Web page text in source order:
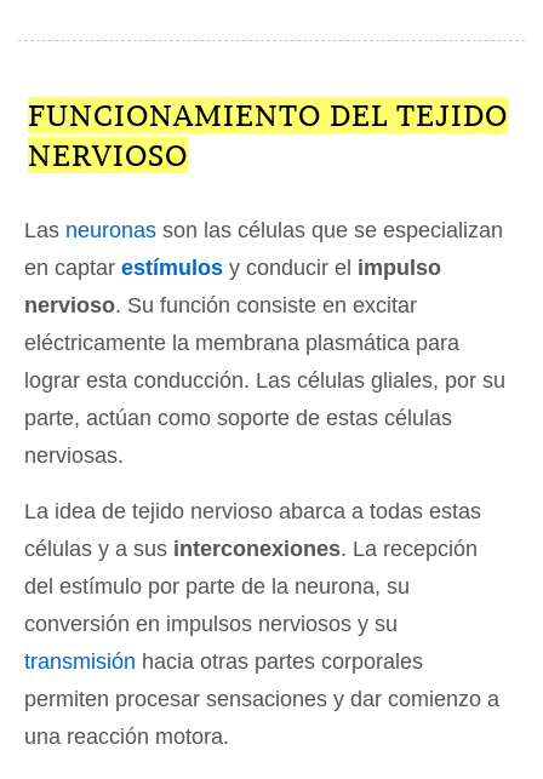
FUNCIONAMIENTO DEL TEJIDO
NERVIOSO
Las neuronas son las células que se especializan
en captar estímulos y conducir el impulso
nervioso. Su función consiste en excitar
eléctricamente la membrana plasmática para
lograr esta conducción. Las células gliales, por su
parte, actúan como soporte de estas células
nerviosas.
La idea de tejido nervioso abarca a todas estas
células y a sus interconexiones. La recepción
del estímulo por parte de la neurona, su
conversión en impulsos nerviosos y su
transmisión hacia otras partes corporales
permiten procesar sensaciones y dar comienzo a
una reacción motora.